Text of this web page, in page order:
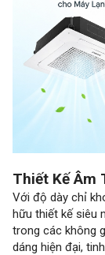
Thiết Kế Âm
Với độ dày chỉ
hữu thiết kế siêu
trong các không
dáng hiện đại,